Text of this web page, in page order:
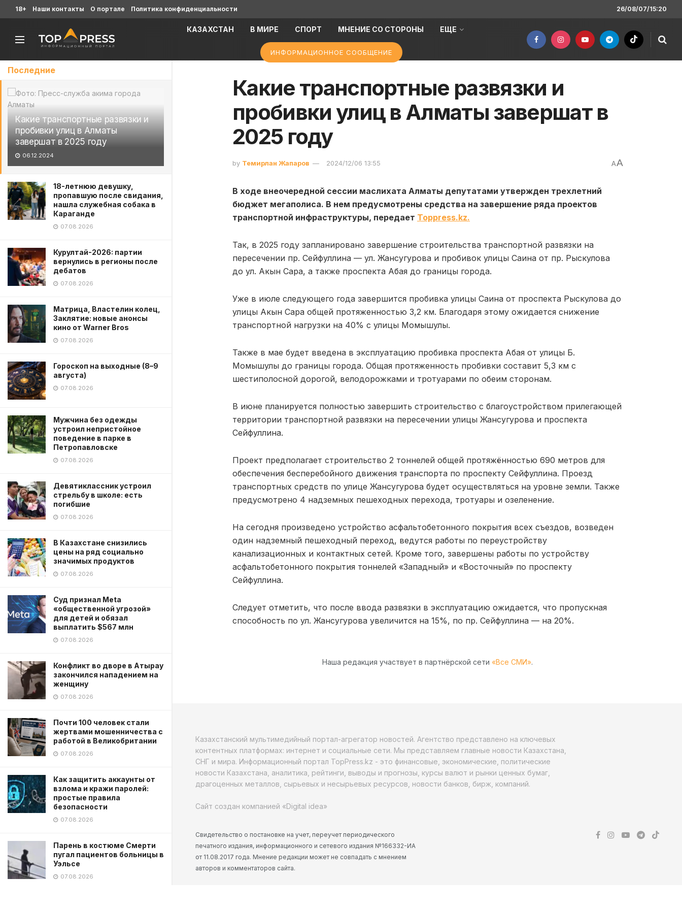
Последние
Какие транспортные развязки и
пробивки улиц в Алматы
завершат в 2025 году
06.12.2024
18-летнюю девушку,
пропавшую после свидания,
нашла служебная собака в
Караганде
07.08.2026
Курултай-2026: партии
вернулись в регионы после
дебатов
07.08.2026
Матрица, Властелин колец,
Заклятие: новые анонсы
кино от Warner Bros
07.08.2026
Гороскоп на выходные (8–9
августа)
07.08.2026
Мужчина без одежды
устроил непристойное
поведение в парке в
Петропавловске
07.08.2026
Девятиклассник устроил
стрельбу в школе: есть
погибшие
07.08.2026
В Казахстане снизились
цены на ряд социально
значимых продуктов
07.08.2026
Суд признал Meta
«общественной угрозой»
для детей и обязал
выплатить $567 млн
07.08.2026
Конфликт во дворе в Атырау
закончился нападением на
женщину
07.08.2026
Почти 100 человек стали
жертвами мошенничества с
работой в Великобритании
07.08.2026
Как защитить аккаунты от
взлома и кражи паролей:
простые правила
безопасности
07.08.2026
Парень в костюме Смерти
пугал пациентов больницы в
Уэльсе
07.08.2026
18+ Наши контакты О портале Политика конфиденциальности 26/08/07/15:20
КАЗАХСТАН В МИРЕ СПОРТ МНЕНИЕ СО СТОРОНЫ ЕЩЕ
ИНФОРМАЦИОННОЕ СООБЩЕНИЕ
Какие транспортные развязки и
пробивки улиц в Алматы завершат в
2025 году
by Темирлан Жапаров 2024/12/06 13:55 AA
В ходе внеочередной сессии маслихата Алматы депутатами утвержден трехлетний
бюджет мегаполиса. В нем предусмотрены средства на завершение ряда проектов
транспортной инфраструктуры, передает Toppress.kz.
Так, в 2025 году запланировано завершение строительства транспортной развязки на
пересечении пр. Сейфуллина — ул. Жансугурова и пробивок улицы Саина от пр. Рыскулова
до ул. Акын Сара, а также проспекта Абая до границы города.
Уже в июле следующего года завершится пробивка улицы Саина от проспекта Рыскулова до
улицы Акын Сара общей протяженностью 3,2 км. Благодаря этому ожидается снижение
транспортной нагрузки на 40% с улицы Момышулы.
Также в мае будет введена в эксплуатацию пробивка проспекта Абая от улицы Б.
Момышулы до границы города. Общая протяженность пробивки составит 5,3 км с
шестиполосной дорогой, велодорожками и тротуарами по обеим сторонам.
В июне планируется полностью завершить строительство с благоустройством прилегающей
территории транспортной развязки на пересечении улицы Жансугурова и проспекта
Сейфуллина.
Проект предполагает строительство 2 тоннелей общей протяжённостью 690 метров для
обеспечения бесперебойного движения транспорта по проспекту Сейфуллина. Проезд
транспортных средств по улице Жансугурова будет осуществляться на уровне земли. Также
предусмотрено 4 надземных пешеходных перехода, тротуары и озеленение.
На сегодня произведено устройство асфальтобетонного покрытия всех съездов, возведен
один надземный пешеходный переход, ведутся работы по переустройству
канализационных и контактных сетей. Кроме того, завершены работы по устройству
асфальтобетонного покрытия тоннелей «Западный» и «Восточный» по проспекту
Сейфуллина.
Следует отметить, что после ввода развязки в эксплуатацию ожидается, что пропускная
способность по ул. Жансугурова увеличится на 15%, по пр. Сейфуллина — на 20%.
Наша редакция участвует в партнёрской сети «Все СМИ».
Казахстанский мультимедийный портал-агрегатор новостей. Агентство представлено на ключевых
контентных платформах: интернет и социальные сети. Мы представляем главные новости Казахстана,
СНГ и мира. Информационный портал TopPress.kz - это финансовые, экономические, политические
новости Казахстана, аналитика, рейтинги, выводы и прогнозы, курсы валют и рынки ценных бумаг,
драгоценных металлов, сырьевых и несырьевых ресурсов, новости банков, бирж, компаний.
Сайт создан компанией «Digital idea»
Свидетельство о постановке на учет, переучет периодического
печатного издания, информационного и сетевого издания №166332-ИА
от 11.08.2017 года. Мнение редакции может не совпадать с мнением
авторов и комментаторов сайта.